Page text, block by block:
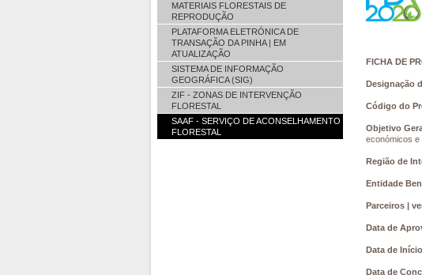
MATERIAIS FLORESTAIS DE
REPRODUÇÃO
PLATAFORMA ELETRÓNICA DE
TRANSAÇÃO DA PINHA | EM
ATUALIZAÇÃO
SISTEMA DE INFORMAÇÃO
GEOGRÁFICA (SIG)
ZIF - ZONAS DE INTERVENÇÃO
FLORESTAL
SAAF - SERVIÇO DE ACONSELHAMENTO
FLORESTAL
FICHA DE
Designação
Código do
Objetivo
económicos e
Região de
Entidade
Parceiros |
Data de
Data de Início
Data de